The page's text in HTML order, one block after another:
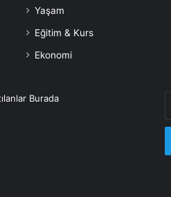
Yaşam
Eğitim & Kurs
Ekonomi
Burada